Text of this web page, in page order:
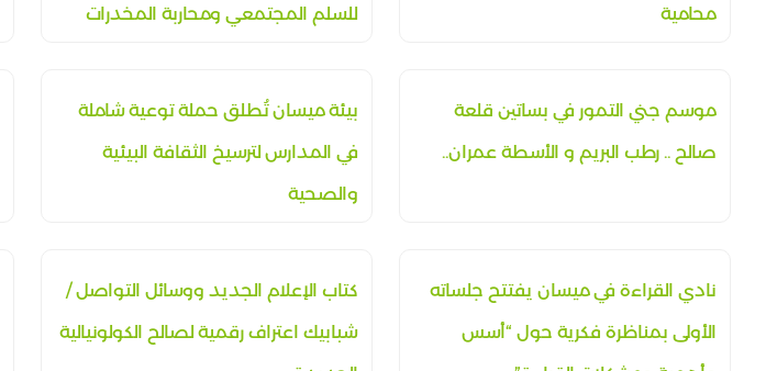
محامية
للسلم المجتمعي ومحاربة المخدرات
موسم جني التمور في بساتين قلعة
صالح .. رطب البريم و الأسطة عمران..
بيئة ميسان تُطلق حملة توعية شاملة
في المدارس لترسيخ الثقافة البيئية
والصحية
نادي القراءة في ميسان يفتتح جلساته
الأولى بمناظرة فكرية حول “أسس
كتاب الإعلام الجديد ووسائل التواصل /
شبابيك اعتراف رقمية لصالح الكولونيالية